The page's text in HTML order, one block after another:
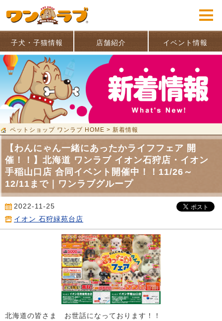
子犬・子猫情報 店舗紹介 イベント情報
ペットショップ ワンラブ HOME > 新着情報
【わんにゃん一緒にあったかライフフェア 開
催！！】北海道 ワンラブ イオン石狩店・イオン
手稲山口店 合同イベント開催中！！11/26～
12/11まで｜ワンラブグループ
2022-11-25
イオン 石狩緑苑台店
北海道の皆さま お世話になっております！！